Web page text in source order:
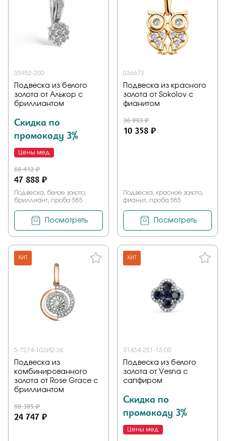
35952-200
Подвеска из белого
золота от Алькор с
бриллиантом
Скидка по
промокоду 3%
Цены мед
68 412 ₽
47 888 ₽
Подвеска, белое золото,
бриллиант, проба 585
Посмотреть
036673
Подвеска из красного
золота от Sokolov с
фианитом
36 993 ₽
10 358 ₽
Подвеска, красное золото,
фианит, проба 585
Посмотреть
ХИТ
5-7274-103И2-3К
Подвеска из
комбинированного
золота от Rose Grace с
бриллиантом
88 385 ₽
24 747 ₽
ХИТ
31434-251-13-00
Подвеска из белого
золота от Vesna с
сапфиром
Скидка по
промокоду 3%
Цены мед